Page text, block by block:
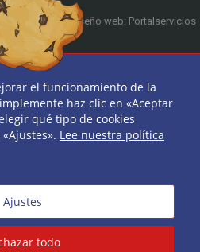
privacidad|Diseño web: Portalservicios
979 744 522
Ir arriba
el funcionamiento de la
haz clic en «Aceptar
qué tipo de cookies
Lee nuestra política
Ajustes
todo